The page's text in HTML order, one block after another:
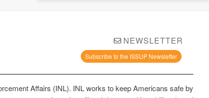
NEWSLETTER
Subscribe to the ISSUP Newsletter
Affairs (INL). INL works to keep Americans safe by